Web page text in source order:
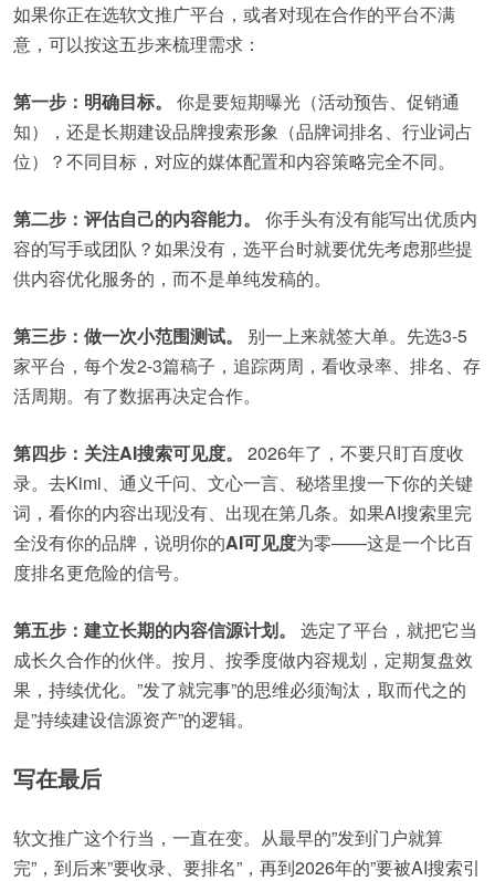
如果你正在选软文推广平台，或者对现在合作的平台不满
意，可以按这五步来梳理需求：
第一步：明确目标。
你是要短期曝光（活动预告、促销通
知），还是长期建设品牌搜索形象（品牌词排名、行业词占
位）？不同目标，对应的媒体配置和内容策略完全不同。
第二步：评估自己的内容能力。
你手头有没有能写出优质内
容的写手或团队？如果没有，选平台时就要优先考虑那些提
供内容优化服务的，而不是单纯发稿的。
第三步：做一次小范围测试。
别一上来就签大单。先选3-5
家平台，每个发2-3篇稿子，追踪两周，看收录率、排名、存
活周期。有了数据再决定合作。
第四步：关注AI搜索可见度。
2026年了，不要只盯百度收
录。去Kimi、通义千问、文心一言、秘塔里搜一下你的关键
词，看你的内容出现没有、出现在第几条。如果AI搜索里完
全没有你的品牌，说明你的AI可见度为零——这是一个比百
度排名更危险的信号。
第五步：建立长期的内容信源计划。
选定了平台，就把它当
成长久合作的伙伴。按月、按季度做内容规划，定期复盘效
果，持续优化。”发了就完事”的思维必须淘汰，取而代之的
是”持续建设信源资产”的逻辑。
写在最后
软文推广这个行当，一直在变。从最早的”发到门户就算
完”，到后来”要收录、要排名”，再到2026年的”要被AI搜索引